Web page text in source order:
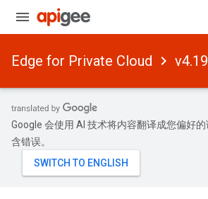
Edge for Private Cloud
Google 会使用 AI 技术将内容翻译成您偏好
含错误。